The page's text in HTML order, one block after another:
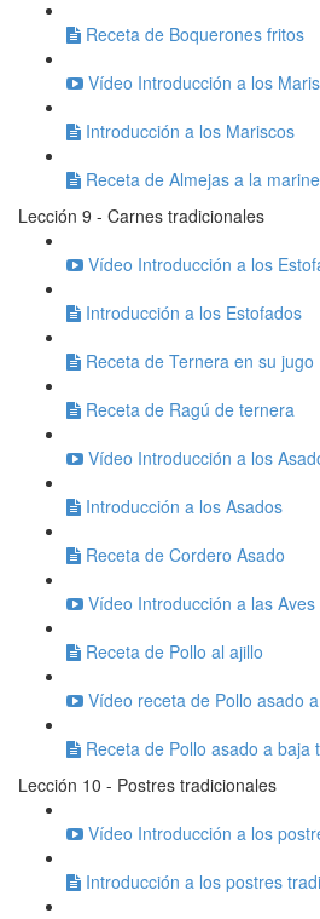
Receta de Boquerones fritos
Vídeo Introducción a los
Introducción a los Mariscos
Receta de Almejas a la
Lección 9 - Carnes tradicionales
Vídeo Introducción a los
Introducción a los Estofados
Receta de Ternera en su jugo
Receta de Ragú de ternera
Vídeo Introducción a los
Introducción a los Asados
Receta de Cordero Asado
Vídeo Introducción a las
Receta de Pollo al ajillo
Vídeo receta de Pollo asado
Receta de Pollo asado a baja
Lección 10 - Postres tradicionales
Vídeo Introducción a los
Introducción a los postres